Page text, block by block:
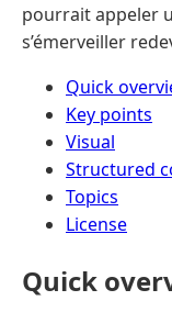
pourrait appeler
s’émerveiller
Quick
Key points
Visual
Structured
Topics
License
Quick